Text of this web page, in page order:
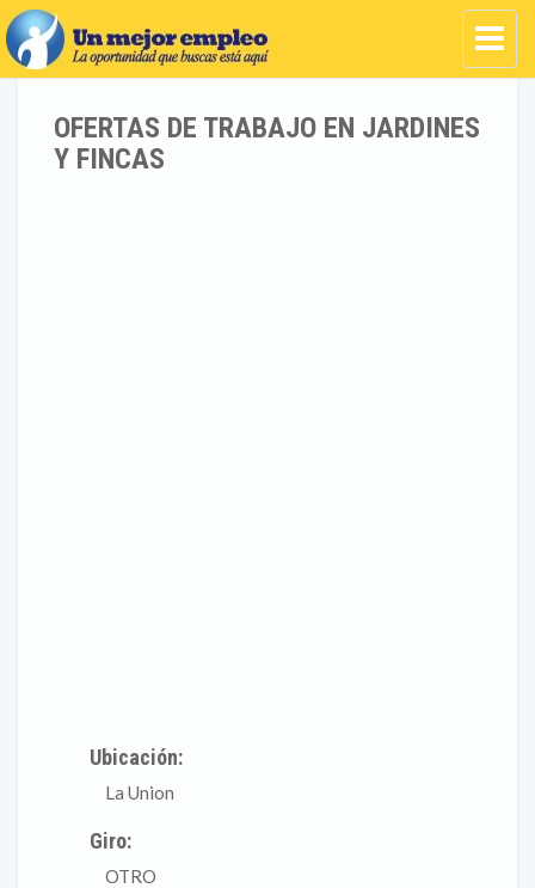
OFERTAS DE TRABAJO EN JARDINES
Y FINCAS
Ubicación:
La Union
Giro:
OTRO